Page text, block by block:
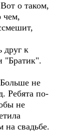
о таком,
чем,
друг к
"Братик".
не
Ребята по-
не
свадьбе.